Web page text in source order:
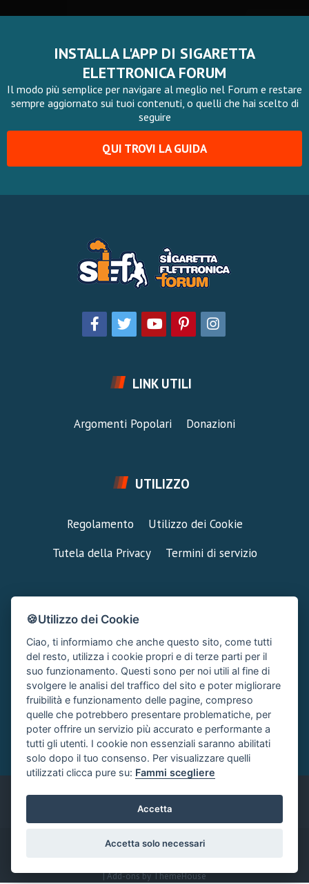
INSTALLA L'APP DI SIGARETTA
ELETTRONICA FORUM
Il modo più semplice per navigare al meglio nel Forum e restare
sempre aggiornato sui tuoi contenuti, o quelli che hai scelto di
seguire
QUI TROVI LA GUIDA
LINK UTILI
Argomenti Popolari Donazioni
UTILIZZO
Regolamento
Utilizzo dei Cookie
Tutela della Privacy
Termini di servizio
METTITI IN CONTATTO
FAI UNA DOMANDA
Chiedi un Consiglio
SUPPORTO FORUM
Area Ticket
CONTATTA L'AMMINISTRAZIONE
Clicca quì
Italiano
|Add-ons by ThemeHouse
🍪Utilizzo dei Cookie
Ciao, ti informiamo che anche questo sito, come tutti
del resto, utilizza i cookie propri e di terze parti per il
suo funzionamento. Questi sono per noi utili al fine di
svolgere le analisi del traffico del sito e poter migliorare
fruibilità e funzionamento delle pagine, compreso
quelle che potrebbero presentare problematiche, per
poter offrire un servizio più accurato e performante a
tutti gli utenti. I cookie non essenziali saranno abilitati
solo dopo il tuo consenso. Per visualizzare quelli
utilizzati clicca pure su: Fammi scegliere
Accetta
Accetta solo necessari